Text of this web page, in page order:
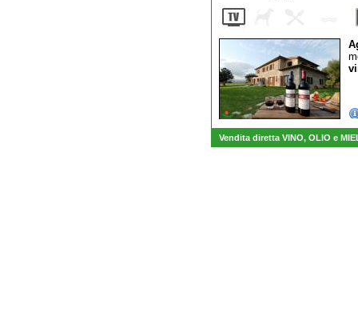
Vendita diretta VINO, OLIO e